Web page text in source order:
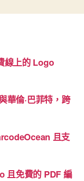
線上的 Logo
華倫·巴菲特，跨
且支
且免費的 PDF 編